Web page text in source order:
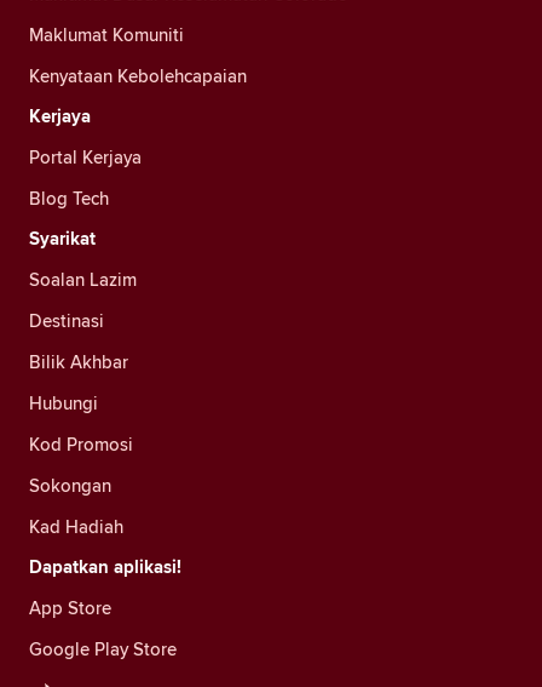
Maklumat Komuniti
Kenyataan Kebolehcapaian
Kerjaya
Portal Kerjaya
Blog Tech
Syarikat
Soalan Lazim
Destinasi
Bilik Akhbar
Hubungi
Kod Promosi
Sokongan
Kad Hadiah
Dapatkan aplikasi!
App Store
Google Play Store